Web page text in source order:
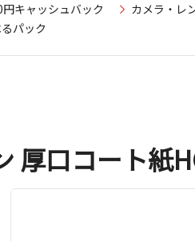
キャッシュバック
カメラ・レ
パック
厚口コート紙